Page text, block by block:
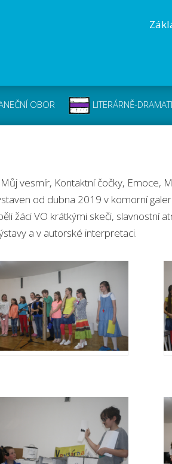
OBOR LITERÁRNĚ-
vesmír, Kontaktní čočky, Emoce,
od dubna 2019 v komorní
žáci VO krátkými skeči, slavnostní
a v autorské interpretaci.